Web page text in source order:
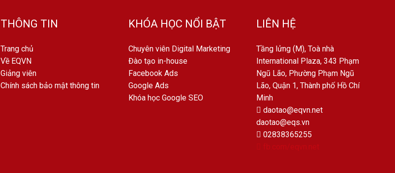
THÔNG TIN
Trang chủ
Về EQVN
Giảng viên
Chính sách bảo mật thông tin
KHÓA HỌC NỔI BẬT
Chuyên viên Digital Marketing
Đào tạo in-house
Facebook Ads
Google Ads
Khóa học Google SEO
LIÊN HỆ
Tầng lửng (M), Toà nhà
International Plaza, 343 Phạm
Ngũ Lão, Phường Phạm Ngũ
Lão, Quận 1, Thành phố Hồ Chí
Minh
daotao@eqvn.net
daotao@eqs.vn
02838365255
fb.com/eqvn.net